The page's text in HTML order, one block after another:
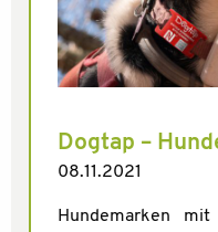
Dogtap –
08.11.2021
Hundemarken